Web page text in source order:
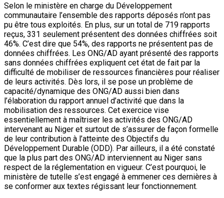
Selon le ministère en charge du Développement
communautaire l’ensemble des rapports déposés n’ont pas
pu être tous exploités. En plus, sur un total de 719 rapports
reçus, 331 seulement présentent des données chiffrées soit
46%. C’est dire que 54%, des rapports ne présentent pas de
données chiffrées. Les ONG/AD ayant présenté des rapports
sans données chiffrées expliquent cet état de fait par la
difficulté de mobiliser de ressources financières pour réaliser
de leurs activités. Dès lors, il se pose un problème de
capacité/dynamique des ONG/AD aussi bien dans
l’élaboration du rapport annuel d’activité que dans la
mobilisation des ressources. Cet exercice vise
essentiellement à maîtriser les activités des ONG/AD
intervenant au Niger et surtout de s’assurer de façon formelle
de leur contribution à l’atteinte des Objectifs du
Développement Durable (ODD). Par ailleurs, il a été constaté
que la plus part des ONG/AD interviennent au Niger sans
respect de la réglementation en vigueur. C’est pourquoi, le
ministère de tutelle s’est engagé à emmener ces dernières à
se conformer aux textes régissant leur fonctionnement.